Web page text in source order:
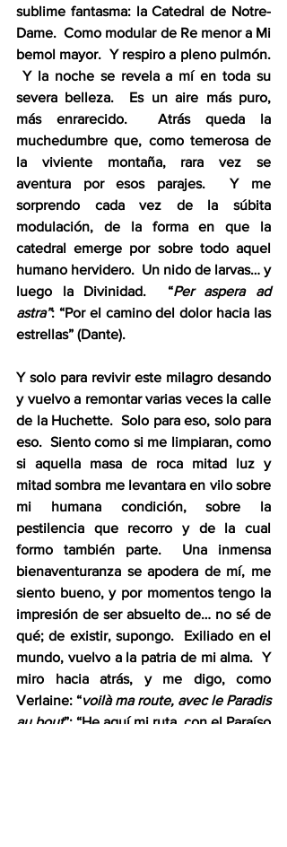
sublime fantasma: la Catedral de Notre-
Dame.  Como modular de Re menor a Mi
bemol mayor.  Y respiro a pleno pulmón.
Y la noche se revela a mí en toda su
severa belleza.  Es un aire más puro,
más enrarecido.  Atrás queda la
muchedumbre que, como temerosa de
la viviente montaña, rara vez se
aventura por esos parajes.  Y me
sorprendo cada vez de la súbita
modulación, de la forma en que la
catedral emerge por sobre todo aquel
humano hervidero.  Un nido de larvas… y
luego la Divinidad.  “Per aspera ad
astra”: “Por el camino del dolor hacia las
estrellas” (Dante).
Y solo para revivir este milagro desando
y vuelvo a remontar varias veces la calle
de la Huchette.  Solo para eso, solo para
eso.  Siento como si me limpiaran, como
si aquella masa de roca mitad luz y
mitad sombra me levantara en vilo sobre
mi humana condición, sobre la
pestilencia que recorro y de la cual
formo también parte.  Una inmensa
bienaventuranza se apodera de mí, me
siento bueno, y por momentos tengo la
impresión de ser absuelto de… no sé de
qué; de existir, supongo.  Exiliado en el
mundo, vuelvo a la patria de mi alma.  Y
miro hacia atrás, y me digo, como
Verlaine: “voilà ma route, avec le Paradis
au bout”: “He aquí mi ruta, con el Paraíso